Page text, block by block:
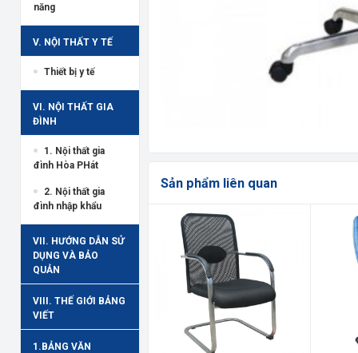
năng
V. NỘI THẤT Y TẾ
Thiết bị y tế
VI. NỘI THẤT GIA
ĐÌNH
1. Nội thất gia
đình Hòa PHát
2. Nội thất gia
đình nhập khẩu
VII. HƯỚNG DẪN SỬ
DỤNG VÀ BẢO
QUẢN
VIII. THẾ GIỚI BẢNG
VIẾT
1.BẢNG VĂN
Sản phẩm liên quan